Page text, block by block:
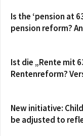
Is the ‘pension at
pension reform?
Ist die „Rente mit
Rentenreform?
New initiative:
be adjusted to